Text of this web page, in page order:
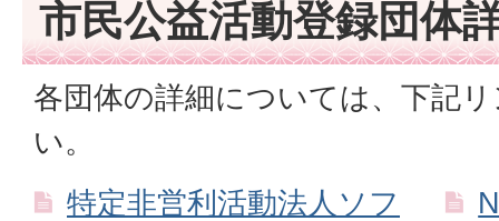
市民公益活動登録団体
各団体の詳細については、下記
い。
特定非営利活動法人ソフ